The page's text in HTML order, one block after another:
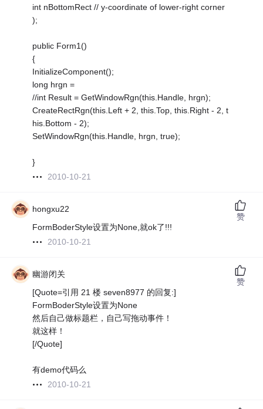
int nBottomRect // y-coordinate of lower-right corner
);
public Form1()
{
InitializeComponent();
long hrgn =
//int Result = GetWindowRgn(this.Handle, hrgn);
CreateRectRgn(this.Left + 2, this.Top, this.Right - 2, t
his.Bottom - 2);
SetWindowRgn(this.Handle, hrgn, true);
}
2010-10-21
hongxu22
FormBoderStyle设置为None,就ok了!!!
2010-10-21
赞
幽游闭关
[Quote=引用 21 楼 seven8977 的回复:]
FormBoderStyle设置为None
然后自己做标题栏，自己写拖动事件！
就这样！
[/Quote]
有demo代码么
2010-10-21
赞